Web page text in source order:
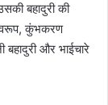
बहादुरी की
कुंभकरण
और भाईचारे